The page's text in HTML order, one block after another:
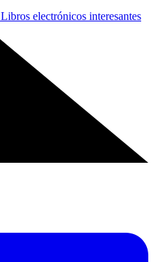
Libros electrónicos interesantes